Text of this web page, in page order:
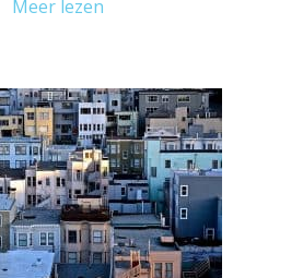
Meer lezen